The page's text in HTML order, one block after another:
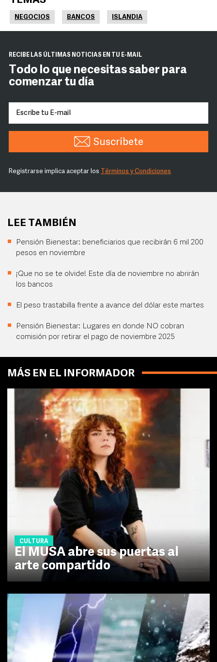
NEGOCIOS BANCOS ISLANDIA
RECIBE LAS ÚLTIMAS NOTICIAS EN TU E-MAIL
Todo lo que necesitas saber para
comenzar tu día
Suscríbete
Registrarse implica aceptar los Términos y Condiciones
LEE TAMBIÉN
Pensión Bienestar: beneficiarios que recibirán 6 mil 200
pesos en noviembre
¡Que no se te olvide! Este día de noviembre no abrirán
los bancos
El peso trastabilla frente a avance del dólar este martes
Pensión Bienestar: Lugares en donde NO cobran
comisión por retirar el pago de noviembre 2025
MÁS EN EL INFORMADOR
CULTURA
El MUSA abre sus puertas al
arte compartido